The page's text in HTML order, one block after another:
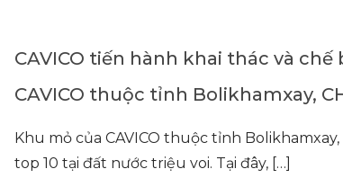
CAVICO tiến hành khai thác và
CAVICO thuộc tỉnh Bolikhamxay,
Khu mỏ của CAVICO thuộc tỉnh
top 10 tại đất nước triệu voi. Tại đây, […]